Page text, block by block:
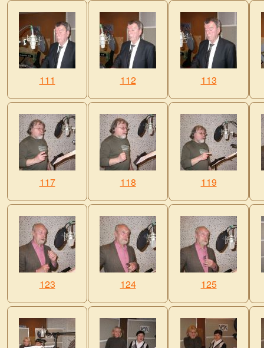
111 112 113
117 118 119
123 124 125